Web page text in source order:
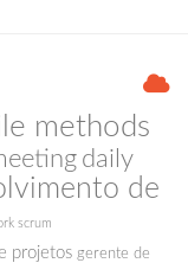
methods
daily
de
scrum
projetos gerente de